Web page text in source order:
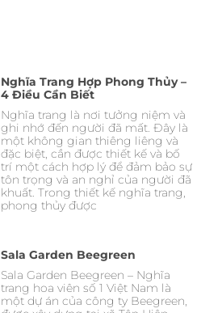
Nghĩa Trang Hợp Phong Thủy –
4 Điều Cần Biết
Nghĩa trang là nơi tưởng niệm và
ghi nhớ đến người đã mất. Đây là
một không gian thiêng liêng và
đặc biệt, cần được thiết kế và bố
trí một cách hợp lý để đảm bảo sự
tôn trọng và an nghỉ của người đã
khuất. Trong thiết kế nghĩa trang,
phong thủy được
Sala Garden Beegreen
Sala Garden Beegreen – Nghĩa
trang hoa viên số 1 Việt Nam là
một dự án của công ty Beegreen,